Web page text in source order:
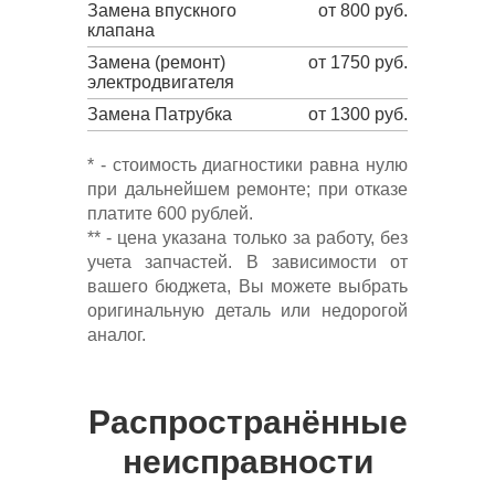
Замена впускного
клапана
от 800 руб.
Замена (ремонт)
электродвигателя
от 1750 руб.
Замена Патрубка от 1300 руб.
* - стоимость диагностики равна нулю
при дальнейшем ремонте; при отказе
платите 600 рублей.
** - цена указана только за работу, без
учета запчастей. В зависимости от
вашего бюджета, Вы можете выбрать
оригинальную деталь или недорогой
аналог.
Распространённые
неисправности